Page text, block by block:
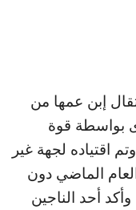
إبن عمها من
بواسطة قوة
اقتياده لجهة غير
الماضي دون
أحد الناجين